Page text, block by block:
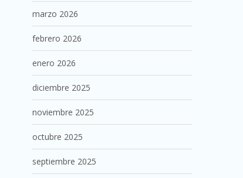
marzo 2026
febrero 2026
enero 2026
diciembre 2025
noviembre 2025
octubre 2025
septiembre 2025